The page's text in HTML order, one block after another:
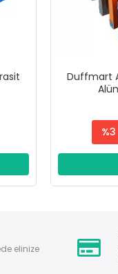
Duffmart
%3
elinize